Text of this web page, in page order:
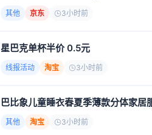
其他 京东 3小时前
星巴克单杯半价 0.5元
线报活动 淘宝 3小时前
巴比象儿童睡衣春夏季薄款分体家居
其他 淘宝 3小时前